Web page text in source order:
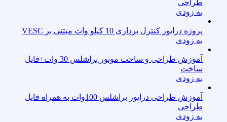
طراحی
به زودی
پروژه درایور کنترل برداری 10 کیلو وات مبتنی بر VESC
به زودی
آموزش طراحی و ساخت موتور براشلس 30 وات+فایل
ساخت
به زودی
آموزش طراحی درایور براشلس 100وات به همراه فایل
طراحی
به زودی